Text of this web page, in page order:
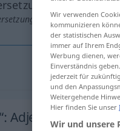
anklicken/antippen)
: Adjektiv
Wir verwenden
kommunizieren
der statistischen
immer auf Ihrem
Werbung dienen,
Einverständnis
jederzeit für
und den
Weitergehende
Hier finden Sie unser
Wir und unsere